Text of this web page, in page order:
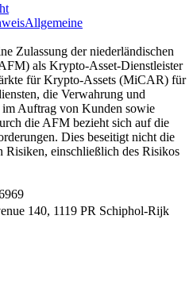
Allgemeine
Zulassung der niederländischen
als Krypto-Asset-Dienstleister
für Krypto-Assets (MiCAR) für
die Verwahrung und
Auftrag von Kunden sowie
die AFM bezieht sich auf die
Dies beseitigt nicht die
Risiken, einschließlich des Risikos
140, 1119 PR Schiphol-Rijk